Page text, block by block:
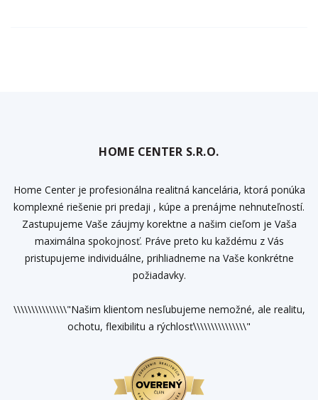
HOME CENTER S.R.O.
Home Center je profesionálna realitná kancelária, ktorá ponúka
komplexné riešenie pri predaji , kúpe a prenájme nehnuteľností.
Zastupujeme Vaše záujmy korektne a našim cieľom je Vaša
maximálna spokojnosť. Práve preto ku každému z Vás
pristupujeme individuálne, prihliadneme na Vaše konkrétne
požiadavky.
\\\\\\\\\\\\\\\"Našim klientom nesľubujeme nemožné, ale realitu,
ochotu, flexibilitu a rýchlosť\\\\\\\\\\\\\\\"